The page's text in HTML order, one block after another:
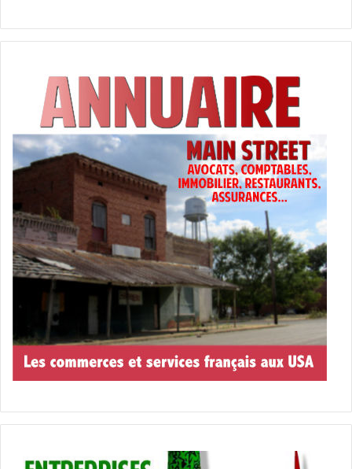
La plupart auraient préalablement transité par le Brésil et
d’accéder aux Etats-Unis. Les autorités américaines ont
commencé à les transporter par avion vers Port-au-
Prince.
Taxis volants
Archer)
une étape a été franchie puisque la FAA (Federal Aviation